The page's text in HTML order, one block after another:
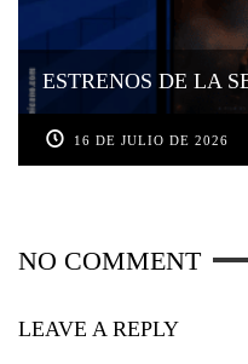
ESTRENOS DE LA
16 DE JULIO DE 2026
NO COMMENT
LEAVE A REPLY